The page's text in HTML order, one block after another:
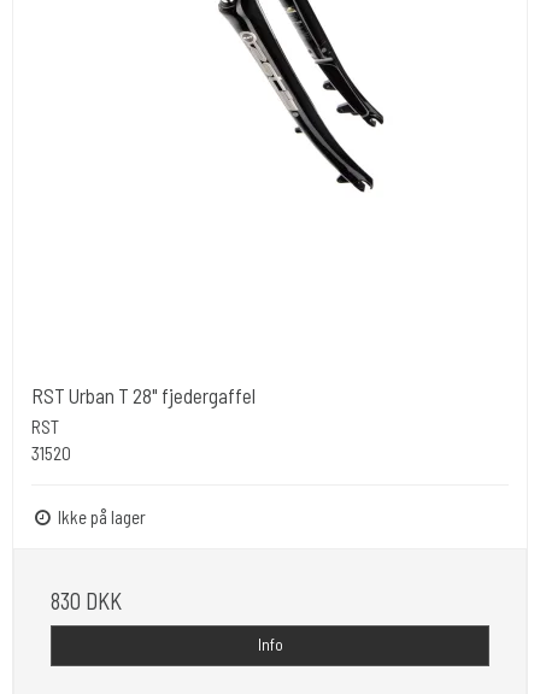
RST Urban T 28" fjedergaffel
RST
31520
Ikke på lager
830 DKK
Info